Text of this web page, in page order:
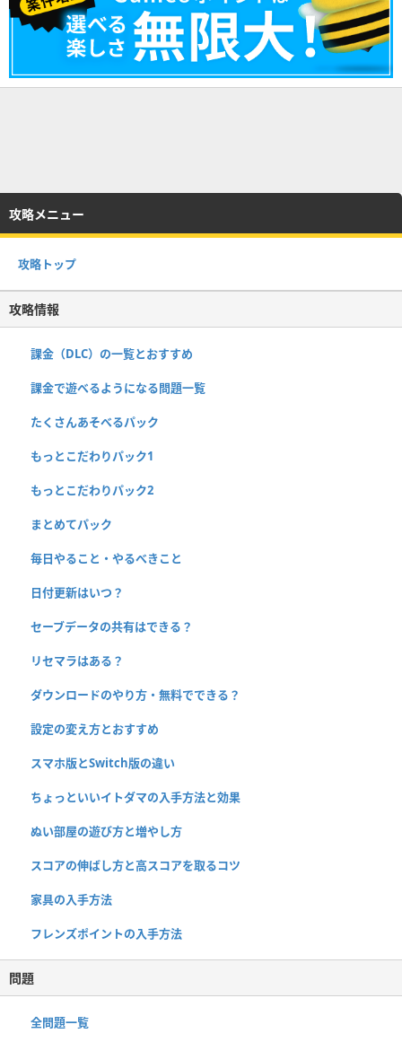
攻略メニュー
攻略トップ
攻略情報
課金（DLC）の一覧とおすすめ
課金で遊べるようになる問題一覧
たくさんあそべるパック
もっとこだわりパック1
もっとこだわりパック2
まとめてパック
毎日やること・やるべきこと
日付更新はいつ？
セーブデータの共有はできる？
リセマラはある？
ダウンロードのやり方・無料でできる？
設定の変え方とおすすめ
スマホ版とSwitch版の違い
ちょっといいイトダマの入手方法と効果
ぬい部屋の遊び方と増やし方
スコアの伸ばし方と高スコアを取るコツ
家具の入手方法
フレンズポイントの入手方法
問題
全問題一覧